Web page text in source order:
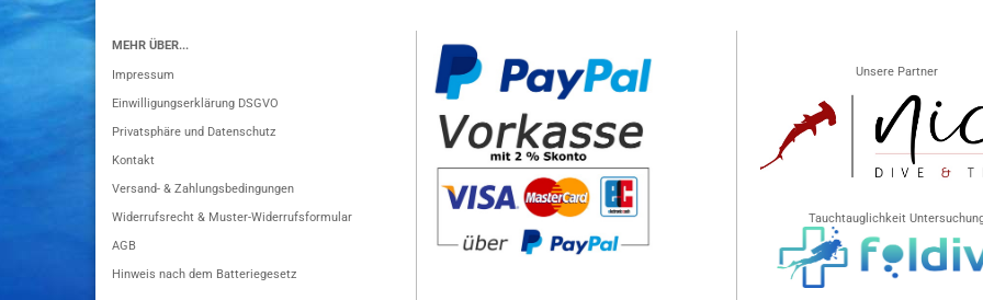
MEHR ÜBER...
Impressum
Einwilligungserklärung DSGVO
Privatsphäre und Datenschutz
Kontakt
Versand- & Zahlungsbedingungen
Widerrufsrecht & Muster-Widerrufsformular
AGB
Hinweis nach dem Batteriegesetz
Unsere Partner
Tauchtauglichkeit